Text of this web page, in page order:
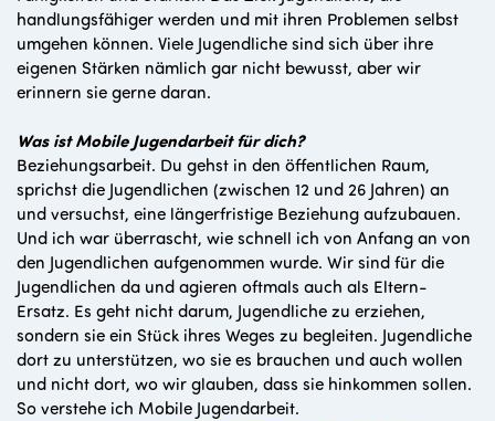
handlungsfähiger werden und mit ihren Problemen selbst
umgehen können. Viele Jugendliche sind sich über ihre
eigenen Stärken nämlich gar nicht bewusst, aber wir
erinnern sie gerne daran.
Was ist Mobile Jugendarbeit für dich?
Beziehungsarbeit. Du gehst in den öffentlichen Raum,
sprichst die Jugendlichen (zwischen 12 und 26 Jahren) an
und versuchst, eine längerfristige Beziehung aufzubauen.
Und ich war überrascht, wie schnell ich von Anfang an von
den Jugendlichen aufgenommen wurde. Wir sind für die
Jugendlichen da und agieren oftmals auch als Eltern-
Ersatz. Es geht nicht darum, Jugendliche zu erziehen,
sondern sie ein Stück ihres Weges zu begleiten. Jugendliche
dort zu unterstützen, wo sie es brauchen und auch wollen
und nicht dort, wo wir glauben, dass sie hinkommen sollen.
So verstehe ich Mobile Jugendarbeit.